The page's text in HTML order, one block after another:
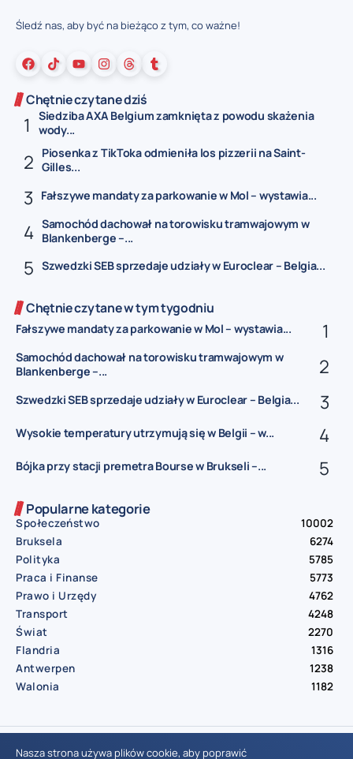
Śledź nas, aby być na bieżąco z tym, co ważne!
Chętnie czytane dziś
Siedziba AXA Belgium zamknięta z powodu skażenia
wody...
Piosenka z TikToka odmieniła los pizzerii na Saint-
Gilles...
Fałszywe mandaty za parkowanie w Mol – wystawia...
Samochód dachował na torowisku tramwajowym w
Blankenberge –...
Szwedzki SEB sprzedaje udziały w Euroclear – Belgia...
Chętnie czytane w tym tygodniu
Fałszywe mandaty za parkowanie w Mol – wystawia...
Samochód dachował na torowisku tramwajowym w
Blankenberge –...
Szwedzki SEB sprzedaje udziały w Euroclear – Belgia...
Wysokie temperatury utrzymują się w Belgii – w...
Bójka przy stacji premetra Bourse w Brukseli –...
Popularne kategorie
Społeczeństwo
10002
Bruksela
6274
Polityka
5785
Praca i Finanse
5773
Prawo i Urzędy
4762
Transport
4248
Świat
2270
Flandria
1316
Antwerpen
1238
Walonia
1182
© Aktualnosci.be – All Right Reserved 2016-2026
Nasza strona używa plików cookie, aby poprawić